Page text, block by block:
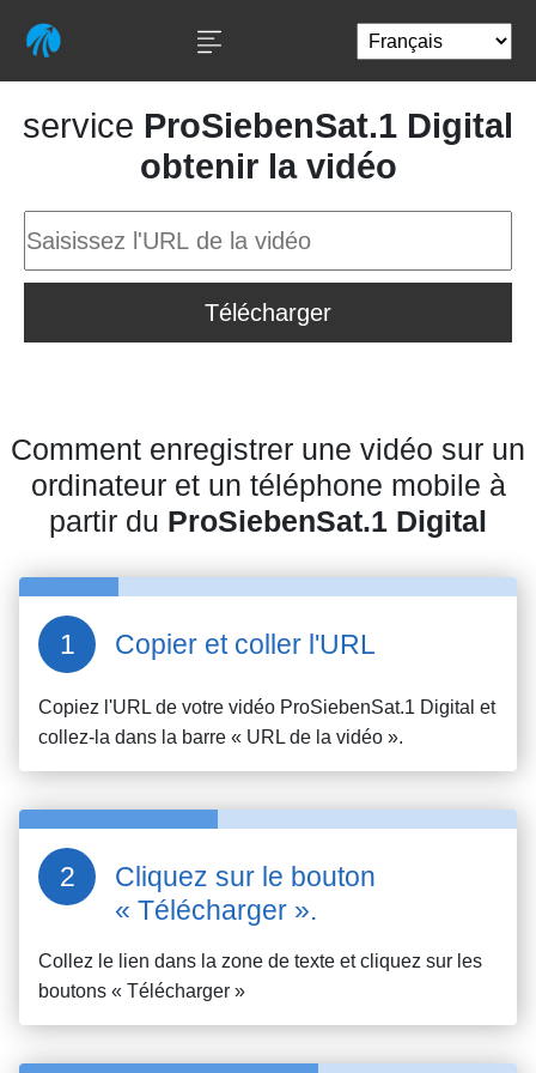
service ProSiebenSat.1 Digital
obtenir la vidéo
Télécharger
Comment enregistrer une vidéo sur un
ordinateur et un téléphone mobile à
partir du ProSiebenSat.1 Digital
Copier et coller l'URL
Copiez l'URL de votre vidéo ProSiebenSat.1 Digital et
collez-la dans la barre « URL de la vidéo ».
Cliquez sur le bouton
« Télécharger ».
Collez le lien dans la zone de texte et cliquez sur les
boutons « Télécharger »